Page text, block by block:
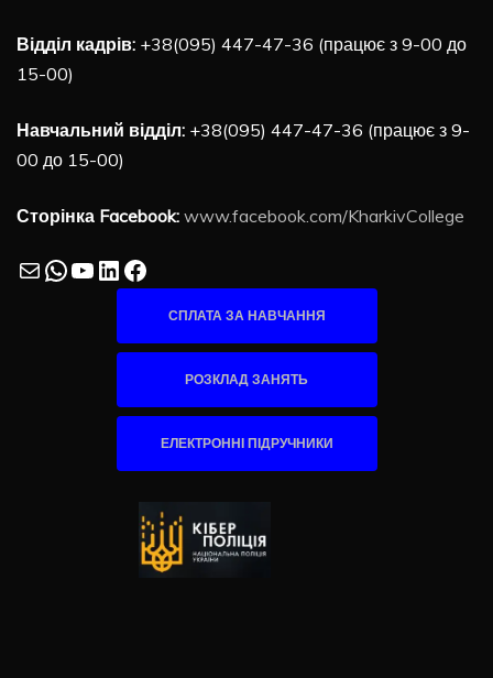
Відділ кадрів: +38(095) 447-47-36 (працює з 9-00 до
15-00)
Навчальний відділ: +38(095) 447-47-36 (працює з 9-
00 до 15-00)
Сторінка Facebook: www.facebook.com/KharkivCollege
MailWhatsApp
YouTube
LinkedIn
Facebook
СПЛАТА ЗА НАВЧАННЯ
РОЗКЛАД ЗАНЯТЬ
ЕЛЕКТРОННІ ПІДРУЧНИКИ